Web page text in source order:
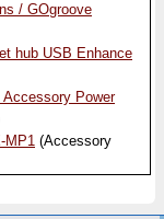
/ GOgroove
hub USB Enhance
Power
MP1 (Accessory